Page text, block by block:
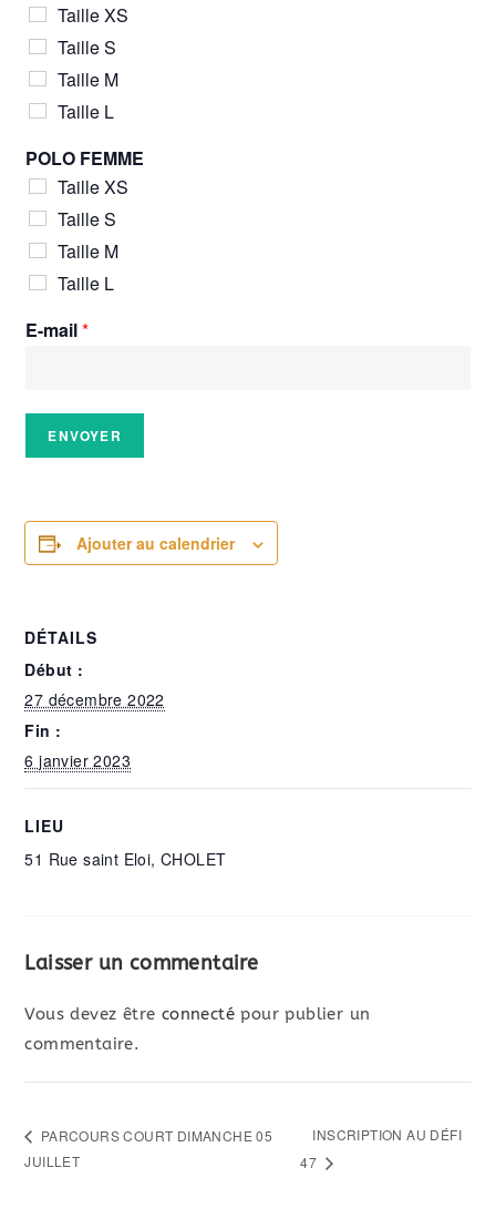
Taille XS
Taille S
Taille M
Taille L
POLO FEMME
Taille XS
Taille S
Taille M
Taille L
E-mail*
ENVOYER
Ajouter au calendrier
DÉTAILS
Début :
27 décembre 2022
Fin :
6 janvier 2023
LIEU
51 Rue saint Eloi, CHOLET
Laisser un commentaire
Vous devez être connecté pour publier un
commentaire.
PARCOURS COURT DIMANCHE 05
JUILLET
INSCRIPTION AU DÉFI
47